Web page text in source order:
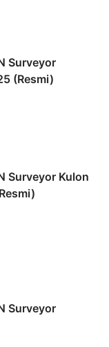
Surveyor
(Resmi)
Surveyor Kulon
Surveyor